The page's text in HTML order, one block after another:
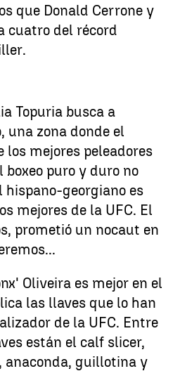
que Donald Cerrone y
cuatro del récord
Topuria busca a
una zona donde el
los mejores peleadores
boxeo puro y duro no
hispano-georgiano es
mejores de la UFC. El
prometió un nocaut en
Oliveira es mejor en el
las llaves que lo han
de la UFC. Entre
están el calf slicer,
anaconda, guillotina y